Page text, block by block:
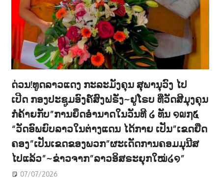
ດ່ວນ!ທູດລາວແດງ ກະລະມັງຄຸນ ສຸພານຸວົງ ໄປ
ເປີດ ກອງປະຊູມອົງຄ໌ສົງຝຣັ່ງ~ຢູໂຣບ ທີ່ວັດສີມຸງຄຸນ
ກໍຄ້າຍກັບ”ການຍຶດອຳນາດໃນວັນທີ ໒ ທັນ ໑໙໗໕
“ວັດອົພຍົບລາວໃນຕ່າງແດນ ໄດ້ກາຍ ເປັນ”ເຂດຍືດ
ຄອງ”ເປັນເຂດຂອງພວກ”ຜະເດັດການຄອມມຸນີສ
ໄປແລ້ວ”~ຂ່າວຈາກ”ລາວອິສຣະຍຸກໃໝ່໒໑”
07/07/2026